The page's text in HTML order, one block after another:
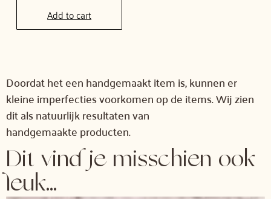
Add to cart
Doordat het een handgemaakt item is, kunnen er
kleine imperfecties voorkomen op de items. Wij zien
dit als natuurlijk resultaten van
handgemaakte producten.
Dit vind je misschien ook
leuk...